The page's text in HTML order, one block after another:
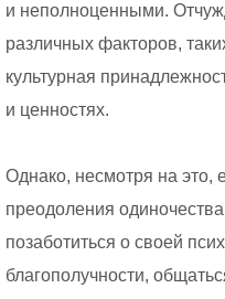
и неполноценными.
различных факторов,
культурная
и ценностях.
Однако, несмотря на это,
преодоления
позаботиться о своей
благополучности,